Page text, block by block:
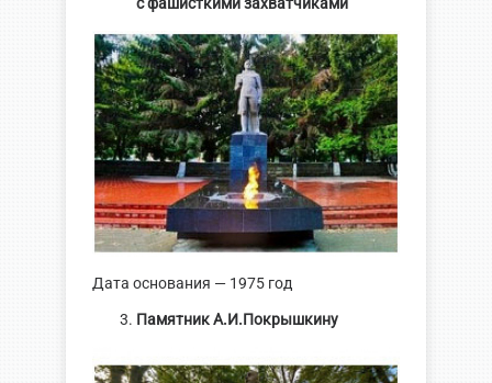
Дата основания — 1975 год
Памятник А.И.Покрышкину